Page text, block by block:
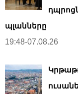
պլանները
19:48-07.08.26